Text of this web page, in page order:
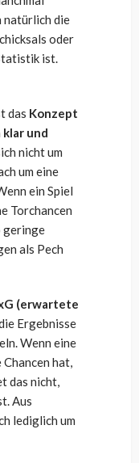
natürlich die
oder
ist.
das Konzept
und
nicht um
um eine
ein Spiel
Torchancen
geringe
als Pech
(erwartete
Ergebnisse
Wenn eine
hat,
das nicht,
Aus
lediglich um